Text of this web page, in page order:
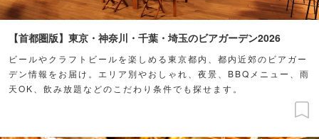
【首都圏版】東京・神奈川・千葉・埼玉のビアガーデン2026
ビールやクラフトビールを楽しめる東京都内、都内近郊のビアガー
デン情報をお届け。エリア別やおしゃれ、夜景、BBQメニュー、雨
天OK、飲み放題などのこだわり条件でも探せます。